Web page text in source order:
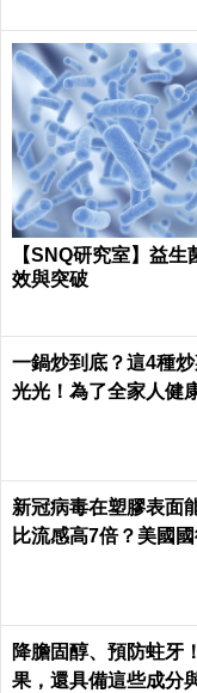
【SNQ研究室】益生
效與突破
一鍋炒到底？這4種
光光！為了全家人健
新冠病毒在塑膠表面
比流感高7倍？美國
降膽固醇、預防蛀牙
果，還具備這些成分